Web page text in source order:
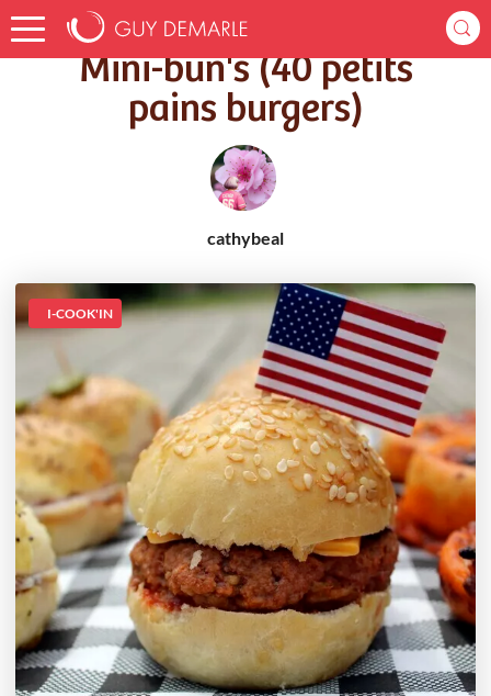
Accueil Recettes Mini-bun's (40 petits pains burgers)
Mini-bun's (40 petits
pains burgers)
cathybeal
I-COOK'IN